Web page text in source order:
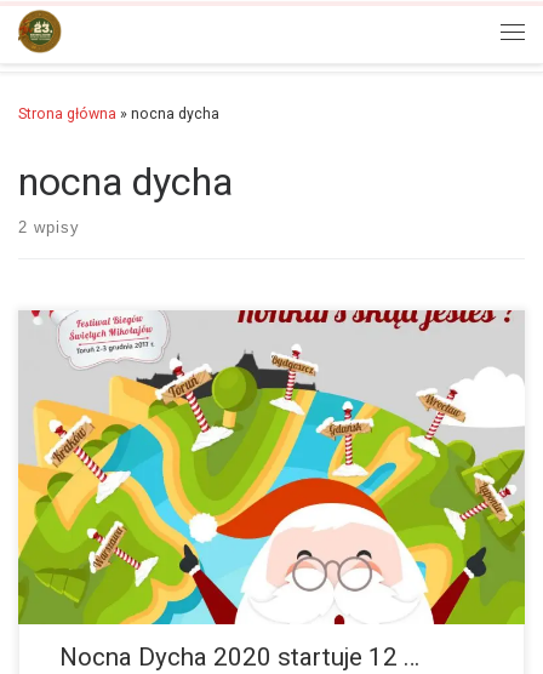
Przejdź do treści
Strona główna » nocna dycha
nocna dycha
2 wpisy
Z ogromną radością przekazujemy Wam ważną informację. Nocna
Dycha 2020 mimo COVID-19 wystartuje 12 września 2020 r.
Oczywiście nie obędzie się bez ograniczeń. Do biura…więcej
Nocna Dycha 2020 startuje 12 …